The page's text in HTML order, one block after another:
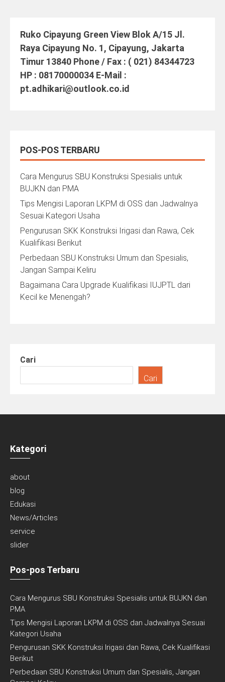
Ruko Cipayung Green View Blok A/15 Jl.
Raya Cipayung No. 1, Cipayung, Jakarta
Timur 13840 Phone / Fax : ( 021) 84344723
HP : 08170000034 E-Mail :
pt.adhikari@outlook.co.id
POS-POS TERBARU
Cara Mengurus SBU Konstruksi Spesialis untuk
BUJKN dan PMA
Tips Mengisi Laporan LKPM di OSS dan Jadwalnya
Sesuai Kategori Usaha
Pengurusan SKK Konstruksi Irigasi dan Rawa, Cek
Kualifikasi Berikut
Perbedaan SBU Konstruksi Umum dan Spesialis,
Jangan Sampai Keliru
Bagaimana Cara Upgrade Kualifikasi IUJPTL dari
Kecil ke Menengah?
Cari
Cari
Kategori
about
blog
Edukasi
News/Articles
service
slider
Pos-pos Terbaru
Cara Mengurus SBU Konstruksi Spesialis untuk BUJKN dan
PMA
Tips Mengisi Laporan LKPM di OSS dan Jadwalnya Sesuai
Kategori Usaha
Pengurusan SKK Konstruksi Irigasi dan Rawa, Cek Kualifikasi
Berikut
Perbedaan SBU Konstruksi Umum dan Spesialis, Jangan